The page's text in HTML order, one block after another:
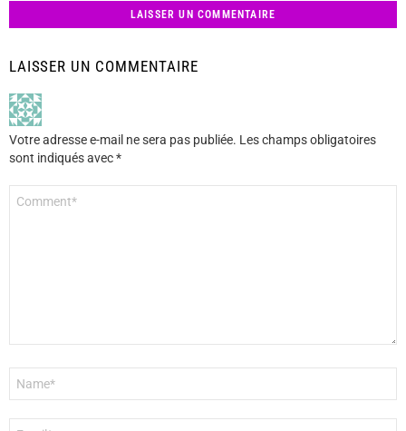
LAISSER UN COMMENTAIRE
LAISSER UN COMMENTAIRE
Votre adresse e-mail ne sera pas publiée. Les champs obligatoires
sont indiqués avec*